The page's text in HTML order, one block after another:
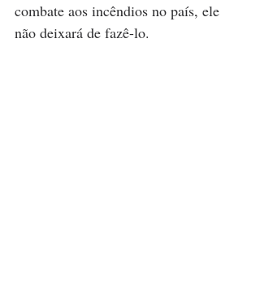
combate aos incêndios no país, ele
não deixará de fazê-lo.